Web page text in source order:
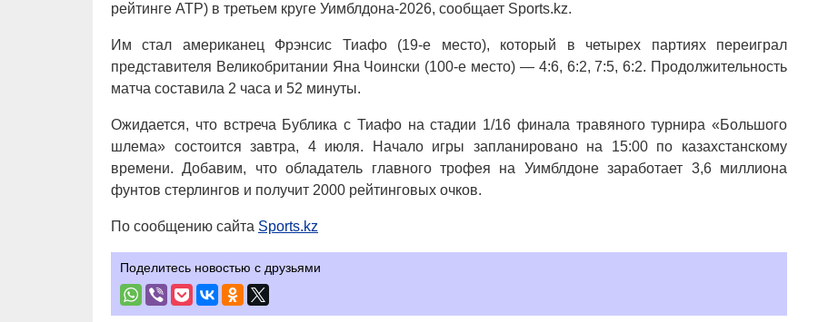
рейтинге ATP) в третьем круге Уимблдона-2026, сообщает Sports.kz.
Им стал американец Фрэнсис Тиафо (19-е место), который в четырех партиях переиграл
представителя Великобритании Яна Чоински (100-е место) — 4:6, 6:2, 7:5, 6:2. Продолжительность
матча составила 2 часа и 52 минуты.
Ожидается, что встреча Бублика с Тиафо на стадии 1/16 финала травяного турнира «Большого
шлема» состоится завтра, 4 июля. Начало игры запланировано на 15:00 по казахстанскому
времени. Добавим, что обладатель главного трофея на Уимблдоне заработает 3,6 миллиона
фунтов стерлингов и получит 2000 рейтинговых очков.
По сообщению сайта Sports.kz
Поделитесь новостью с друзьями